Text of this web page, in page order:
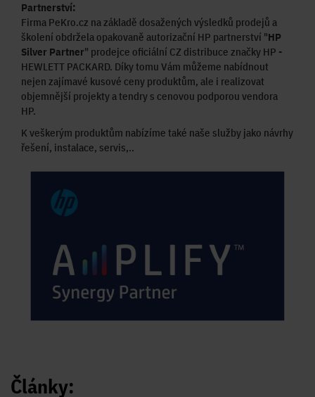
Partnerství:
Firma PeKro.cz na základě dosažených výsledků prodejů a
školení obdržela opakovaně autorizační HP partnerství "HP
Silver Partner" prodejce oficiální CZ distribuce značky HP -
HEWLETT PACKARD. Díky tomu Vám můžeme nabídnout
nejen zajímavé kusové ceny produktům, ale i realizovat
objemnější projekty a tendry s cenovou podporou vendora
HP.
K veškerým produktům nabízíme také naše služby jako návrhy
řešení, instalace, servis,..
Články: